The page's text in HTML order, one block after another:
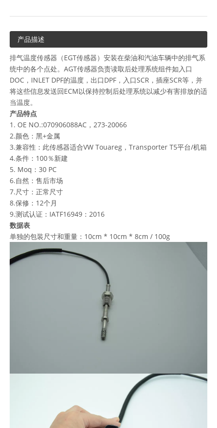
产品描述
排气温度传感器（EGT传感器）安装在柴油和汽油车辆中的排气系
统中的各个点处。AGT传感器负责读取后处理系统组件如入口
DOC，INLET DPF的温度，出口DPF，入口SCR，插座SCR等，并
将这些信息发送回ECM以保持控制后处理系统以减少有害排放的适
当温度。
产品特点
1. OE NO.:070906088AC，273-20066
2.颜色：黑+金属
3.兼容性：此传感器适合VW Touareg，Transporter T5平台/机箱
4.条件：100％新建
5. Moq：30 PC
6.自然：售后市场
7.尺寸：正常尺寸
8.保修：12个月
9.测试认证：IATF16949：2016
数据表
单独的包装尺寸和重量：10cm * 10cm * 8cm / 100g